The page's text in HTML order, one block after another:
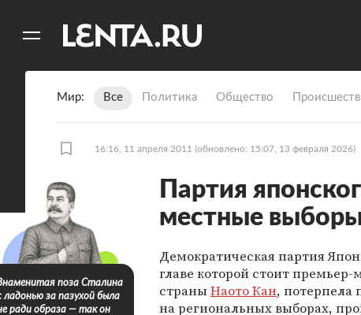
Мир Все Политика Общество
16:16, 11 апреля 2011 (обновлено: 15:07, 13 февраля 2026)
Партия
местные
Демократическая партия
главе которой стоит
страныНаото Кан, потерпела
на региональных выборах,
поза Сталина
ладонью за пазухой была
ради образа — так он